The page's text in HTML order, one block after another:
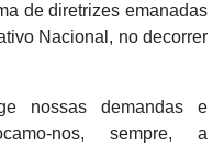
de diretrizes emanadas
Nacional, no decorrer
nossas demandas e
nos, sempre, a